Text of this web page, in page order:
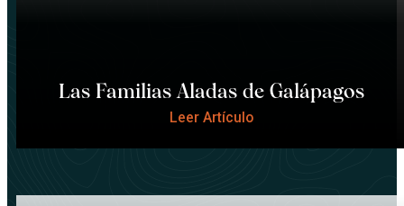
Las Familias Aladas de Galápagos
Leer Artículo